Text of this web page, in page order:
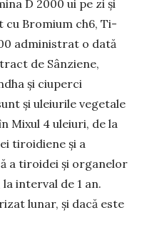
D 2000 ui pe zi și
cu Bromium ch6, Ti­
administrat o dată
de Sânziene,
și ciuperci
și uleiurile vegetale
Mixul 4 uleiuri, de la
tiroidiene și a
a tiroidei și organelor
interval de 1 an.
lunar, și dacă este